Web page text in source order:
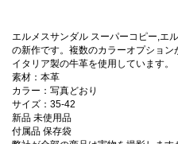
エルメスサンダル スーパーコピー,エ
の新作です。複数のカラーオプショ
イタリア製の牛革を使用しています。
素材：本革
カラー：写真どおり
サイズ：35-42
新品 未使用品
付属品 保存袋